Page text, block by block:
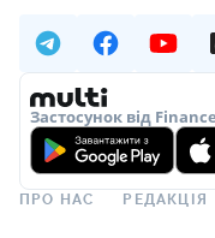
Застосунок від
ПРО НАС РЕДАКЦІЯ